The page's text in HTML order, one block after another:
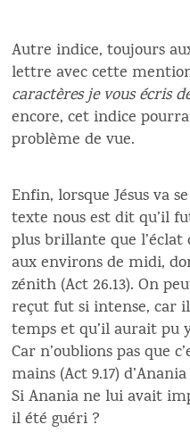
Autre indice, toujours
lettre avec cette
caractères je vous écris
encore, cet indice
problème de vue.
Enfin, lorsque Jésus va
texte nous est dit qu’il
plus brillante que l’éclat
aux environs de midi,
zénith (Act 26.13). On
reçut fut si intense, car
temps et qu’il aurait pu
Car n’oublions pas que
mains (Act 9.17)
Si Anania ne lui avait
il été guéri ?